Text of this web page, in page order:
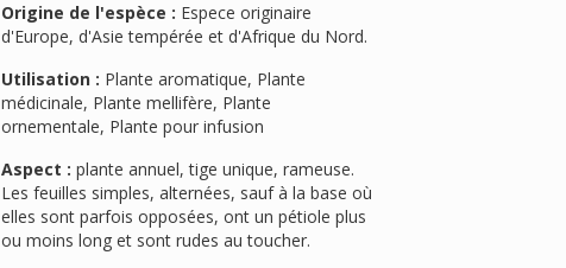
Origine de l'espèce :
d'Europe, d'Asie tempérée et d'Afrique du Nord.
Utilisation :
médicinale, Plante mellifère, Plante
ornementale, Plante pour infusion
Aspect : plante annuel, tige unique, rameuse.
Les feuilles simples, alternées, sauf à la base où
elles sont parfois opposées, ont un pétiole plus
ou moins long et sont rudes au toucher.